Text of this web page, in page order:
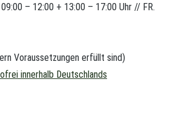
– 12:00 + 13:00 – 17:00 Uhr // FR.
Voraussetzungen erfüllt sind)
innerhalb Deutschlands